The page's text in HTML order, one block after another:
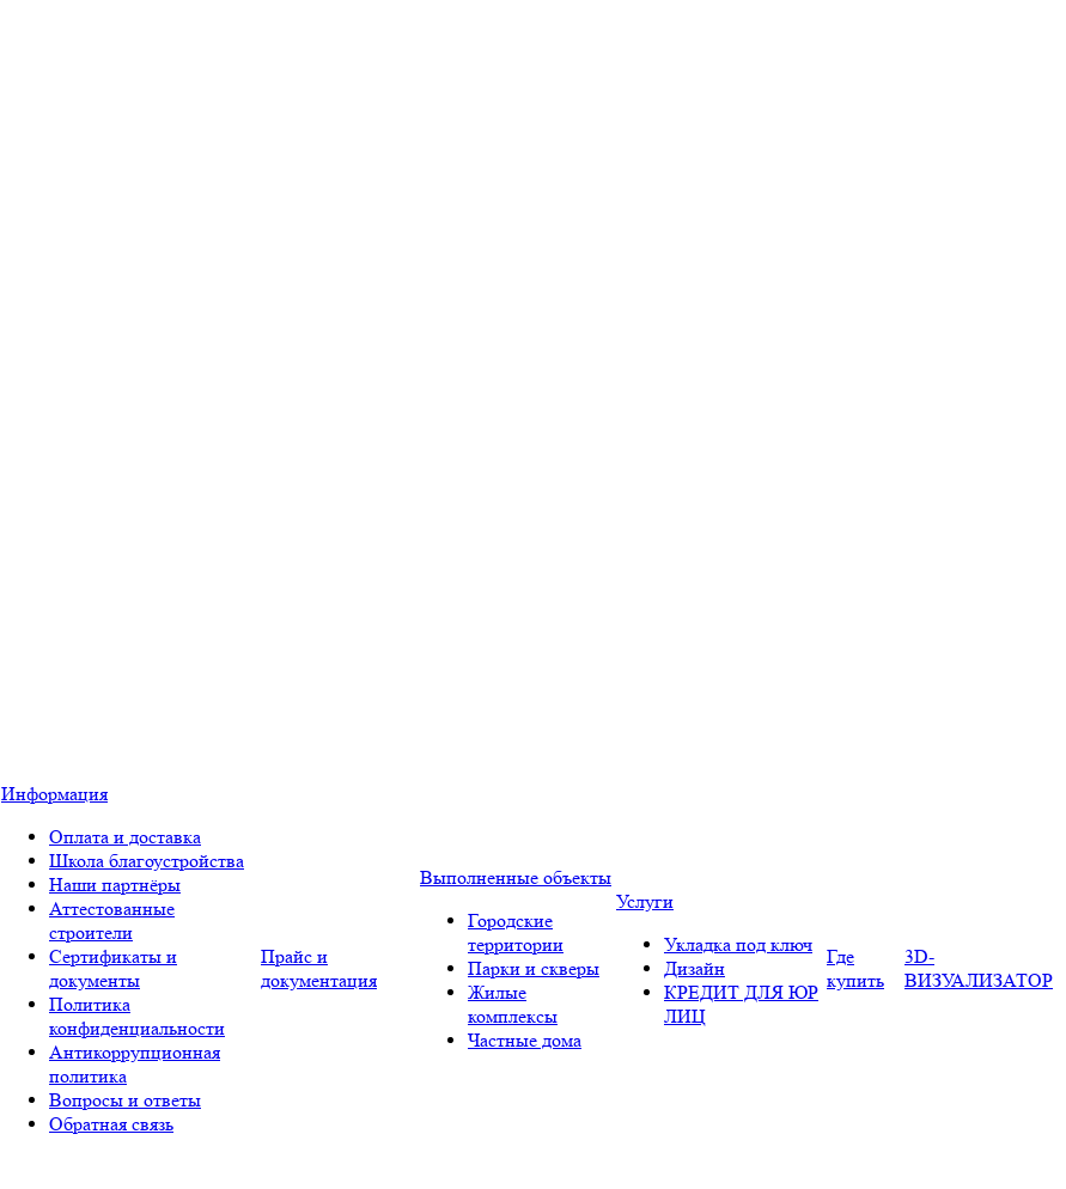
Информация
Оплата и доставка
Школа благоустройства
Наши партнёры
Аттестованные
строители
Сертификаты и
документы
Политика
конфиденциальности
Антикоррупционная
политика
Вопросы и ответы
Обратная связь
Прайс и
документация
Выполненные объекты
Городские
территории
Парки и скверы
Жилые
комплексы
Частные дома
Услуги
Укладка под ключ
Дизайн
КРЕДИТ ДЛЯ ЮР
ЛИЦ
Где
купить
3D-
ВИЗУАЛИЗАТОР